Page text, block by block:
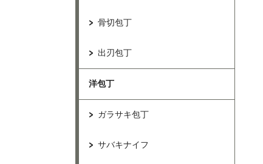
骨切包丁
出刃包丁
洋包丁
ガラサキ包丁
サバキナイフ